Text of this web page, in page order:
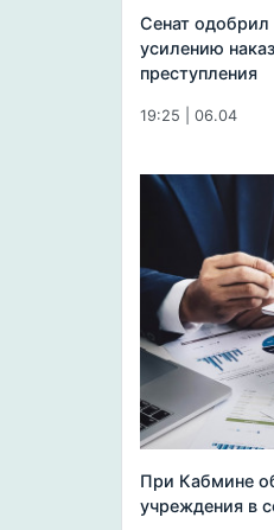
Сенат одобрил
усилению
преступления
19:25 | 06.04
При Кабмине
учреждения в